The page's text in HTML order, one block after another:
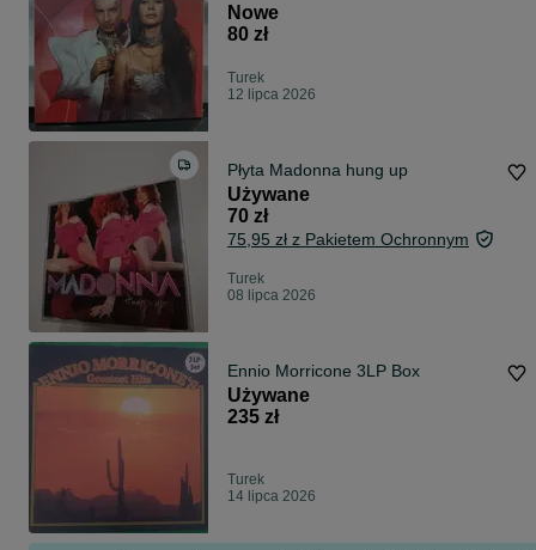
Nowe
80 zł
Turek
12 lipca 2026
Płyta Madonna hung up
Używane
70 zł
75,95 zł z Pakietem Ochronnym
Turek
08 lipca 2026
Ennio Morricone 3LP Box
Używane
235 zł
Turek
14 lipca 2026